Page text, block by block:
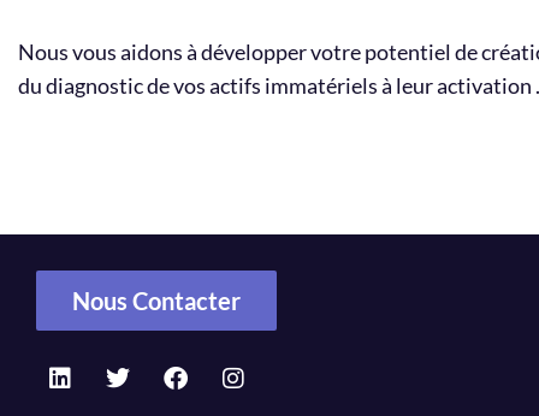
Nous vous aidons à développer votre potentiel de
du diagnostic de vos actifs immatériels à leur activation .
Nous Contacter